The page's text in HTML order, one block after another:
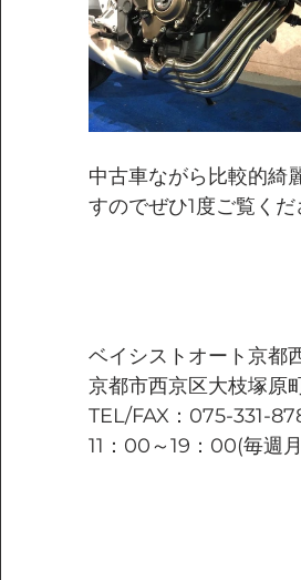
中古車ながら比較的綺
すのでぜひ1度ご覧くだ
ベイシストオート京都
京都市西京区大枝塚原
TEL/FAX：075-331-
11：00～19：00(毎週